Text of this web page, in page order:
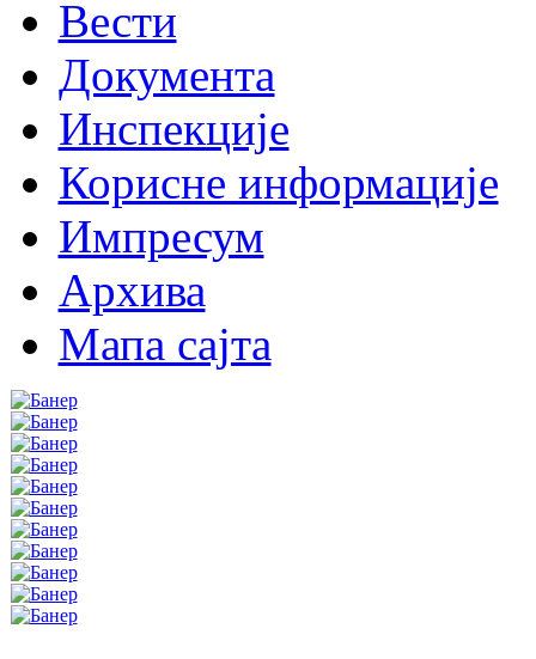
Вести
Документа
Инспекције
Корисне информације
Импресум
Архива
Мапа сајта